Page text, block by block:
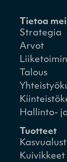
Tietoa
Strategia
Arvot
Talous
Hallinto-
Tuotteet
Kuivikkeet